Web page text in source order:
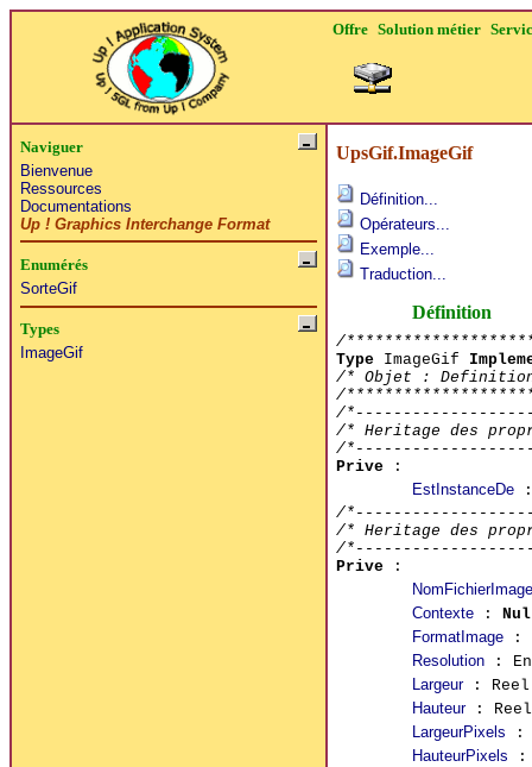
Offre Solution métier
Naviguer
Bienvenue
Ressources
Documentations
Up ! Graphics Interchange Format
Enumérés
SorteGif
Types
ImageGif
UpsGif.ImageGif
Définition...
Opérateurs...
Exemple...
Traduction...
Définition
/
TypeImageGif
/* Objet :
/
/
/* Heritage des
/
Prive:
EstInstanceDe:
/
/* Heritage des
/
Prive:
NomFichierImage
Contexte:
FormatImage:
Resolution:
Largeur:
Hauteur:
LargeurPixels :
HauteurPixels :